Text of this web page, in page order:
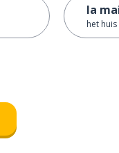
la
het huis